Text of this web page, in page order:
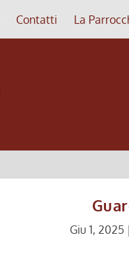
Contatti La
Giu 1, 2025 |